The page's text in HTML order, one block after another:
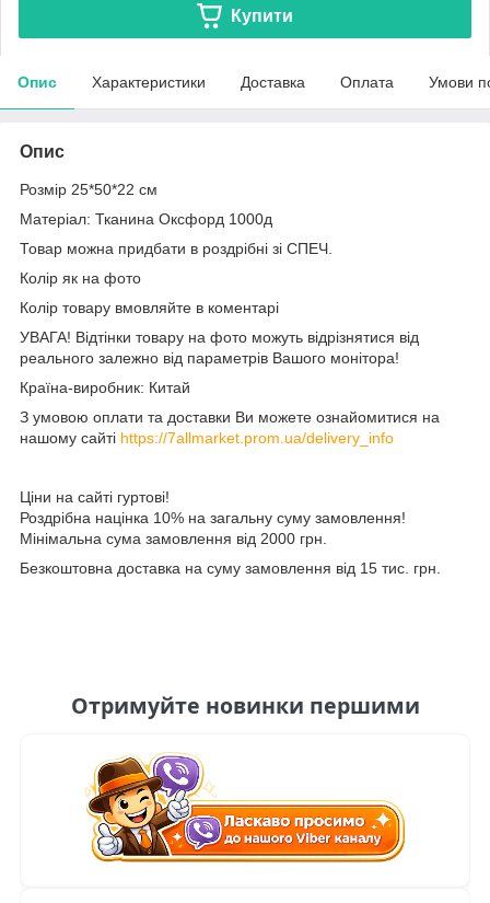
Купити
Опис Характеристики Доставка Оплата Умови
Опис
Розмір 25*50*22 см
Матеріал: Тканина Оксфорд 1000д
Товар можна придбати в роздрібні зі СПЕЧ.
Колір як на фото
Колір товару вмовляйте в коментарі
УВАГА! Відтінки товару на фото можуть відрізнятися від
реального залежно від параметрів Вашого монітора!
Країна-виробник: Китай
З умовою оплати та доставки Ви можете ознайомитися на
нашому сайті https://7allmarket.prom.ua/delivery_info
Ціни на сайті гуртові!
Роздрібна націнка 10% на загальну суму замовлення!
Мінімальна сума замовлення від 2000 грн.
Безкоштовна доставка на суму замовлення від 15 тис. грн.
Отримуйте новинки першими